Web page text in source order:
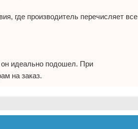
где производитель перечисляет все
он идеально подошел. При
на заказ.